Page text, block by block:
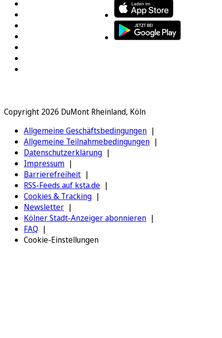
Copyright 2026 DuMont Rheinland, Köln
Allgemeine Geschäftsbedingungen
Allgemeine Teilnahmebedingungen
Datenschutzerklärung
Impressum
Barrierefreiheit
RSS-Feeds auf ksta.de
Cookies & Tracking
Newsletter
Kölner Stadt-Anzeiger abonnieren
FAQ
Cookie-Einstellungen